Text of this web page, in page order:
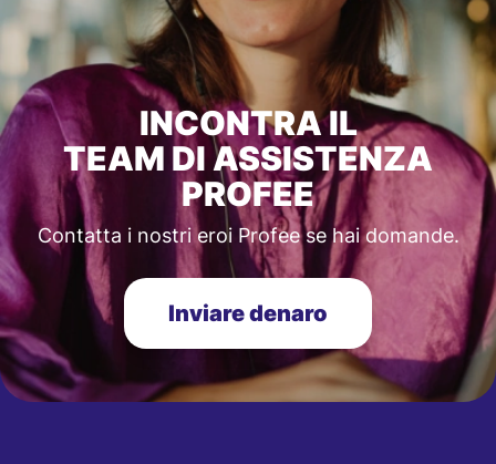
INCONTRA IL
TEAM DI ASSISTENZA
PROFEE
Contatta i nostri eroi Profee se hai domande.
Inviare denaro